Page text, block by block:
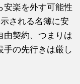
安楽を外す可能性
される名簿に安
由契約、つまりは
手の先行きは厳し